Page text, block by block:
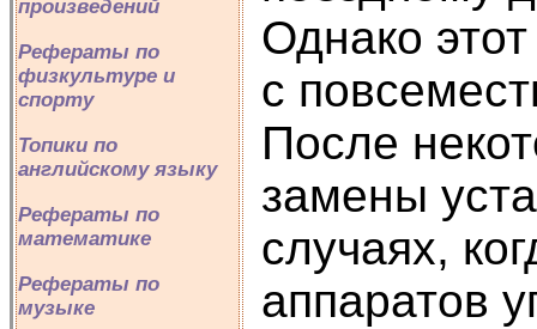
произведений
Рефераты по
физкультуре и
спорту
Топики по
английскому языку
Рефераты по
математике
Рефераты по
музыке
Однако
с
После
замены
случаях,
аппаратов